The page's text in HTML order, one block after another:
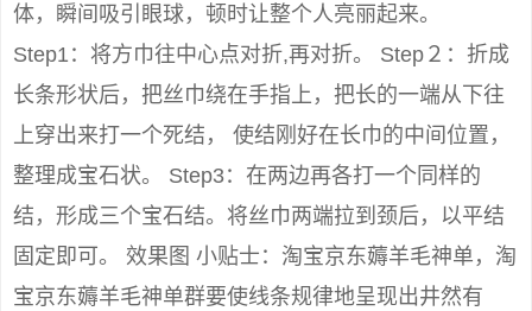
体，瞬间吸引眼球，顿时让整个人亮丽起来。
Step1：将方巾往中心点对折,再对折。 Step２：折成
长条形状后，把丝巾绕在手指上，把长的一端从下往
上穿出来打一个死结， 使结刚好在长巾的中间位置，
整理成宝石状。 Step3：在两边再各打一个同样的
结，形成三个宝石结。将丝巾两端拉到颈后，以平结
固定即可。 效果图 小贴士：淘宝京东薅羊毛神单，淘
宝京东薅羊毛神单群要使线条规律地呈现出井然有